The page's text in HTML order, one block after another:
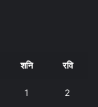
शनि रवि
1 2